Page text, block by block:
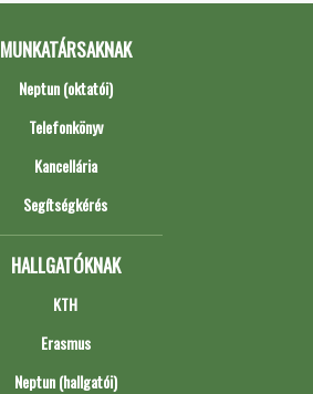
MUNKATÁRSAKNAK
Neptun (oktatói)
Telefonkönyv
Kancellária
Segítségkérés
HALLGATÓKNAK
KTH
Erasmus
Neptun (hallgatói)